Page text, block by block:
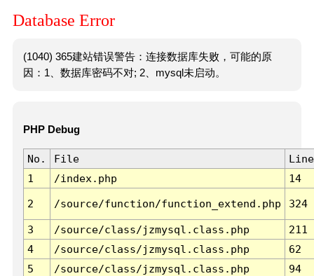
Database Error
(1040) 365建站错误警告：连接数据库失败，可能的原
因：1、数据库密码不对; 2、mysql未启动。
PHP Debug
No. File
Line
1
/index.php 14
2 /source/function/function_extend.php 324
3 /source/class/jzmysql.class.php
211
4
/source/class/jzmysql.class.php
62
5
/source/class/jzmysql.class.php
94